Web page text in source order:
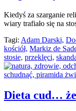
Kiedyś za szarganie
wiary trafiało się na
Tagi: Adam Darski,
kościół, Markiz de
stosie, przeklęci,
Dieta cud…